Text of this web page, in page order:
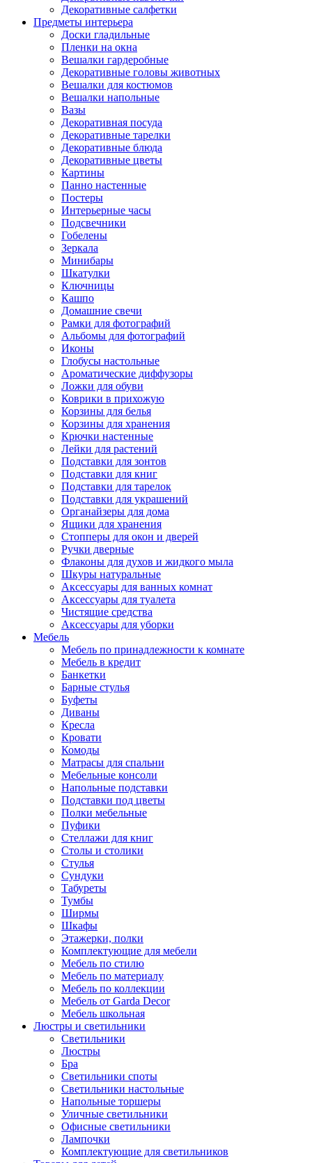
Декоративные салфетки
Предметы интерьера
Доски гладильные
Пленки на окна
Вешалки гардеробные
Декоративные головы животных
Вешалки для костюмов
Вешалки напольные
Вазы
Декоративная посуда
Декоративные тарелки
Декоративные блюда
Декоративные цветы
Картины
Панно настенные
Постеры
Интерьерные часы
Подсвечники
Гобелены
Зеркала
Минибары
Шкатулки
Ключницы
Кашпо
Домашние свечи
Рамки для фотографий
Альбомы для фотографий
Иконы
Глобусы настольные
Ароматические диффузоры
Ложки для обуви
Коврики в прихожую
Корзины для белья
Корзины для хранения
Крючки настенные
Лейки для растений
Подставки для зонтов
Подставки для книг
Подставки для тарелок
Подставки для украшений
Органайзеры для дома
Ящики для хранения
Стопперы для окон и дверей
Ручки дверные
Флаконы для духов и жидкого мыла
Шкуры натуральные
Аксессуары для ванных комнат
Аксессуары для туалета
Чистящие средства
Аксессуары для уборки
Мебель
Мебель по принадлежности к комнате
Мебель в кредит
Банкетки
Барные стулья
Буфеты
Диваны
Кресла
Кровати
Комоды
Матрасы для спальни
Мебельные консоли
Напольные подставки
Подставки под цветы
Полки мебельные
Пуфики
Стеллажи для книг
Столы и столики
Стулья
Сундуки
Табуреты
Тумбы
Ширмы
Шкафы
Этажерки, полки
Комплектующие для мебели
Мебель по стилю
Мебель по материалу
Мебель по коллекции
Мебель от Garda Decor
Мебель школьная
Люстры и светильники
Светильники
Люстры
Бра
Светильники споты
Светильники настольные
Напольные торшеры
Уличные светильники
Офисные светильники
Лампочки
Комплектующие для светильников